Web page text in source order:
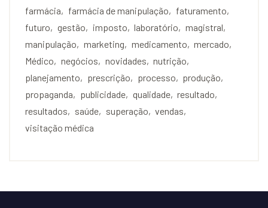
farmácia
farmácia de manipulação
faturamento
futuro
gestão imposto laboratório
magistral
manipulação
marketing medicamento
mercado
Médico
negócios novidades
nutrição
planejamento
prescrição processo
produção
propaganda
publicidade qualidade
resultado
resultados
saúde superação
vendas
visitação médica